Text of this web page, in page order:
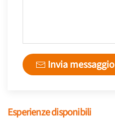
Invia messaggio
Esperienze disponibili